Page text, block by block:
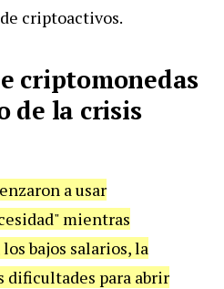
criptoactivos.
criptomonedas
de la crisis
a usar
mientras
bajos salarios, la
dificultades para abrir